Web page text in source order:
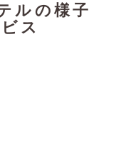
ルの様子
ス